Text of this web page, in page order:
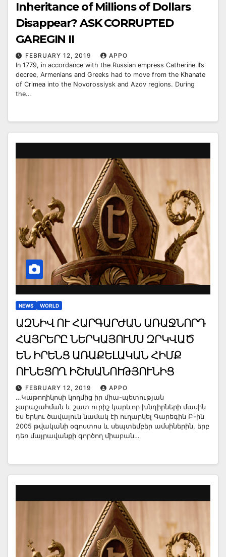
Inheritance of Millions of Dollars
Disappear? ASK CORRUPTED
GAREGIN II
FEBRUARY 12, 2019
APPO
In 1779, in accordance with the Russian empress Catherine II’s
decree, Armenians and Greeks had to move from the Khanate
of Crimea into the Novorossiysk and Azov regions. During
the…
NEWS WORLD
ԱԶՆԻՎ ՈՒ ՀԱՐԳԱՐԺԱՆ ԱՌԱՋՆՈՐԴ
ՀԱՅՐԵՐԸ ՆԵՐԿԱՅՈՒՄՍ ԶՐԿՎԱԾ
ԵՆ ԻՐԵՆՑ ԱՌԱՔԵԼԱԿԱՆ ՀԻՄՔ
ՈՒՆԵՑՈՂ ԻՇԽԱՆՈՒԹՅՈՒՆԻՑ
FEBRUARY 12, 2019
APPO
…Կաթողիկոսի կողմից իր միա-պետության
չարաշահման և շատ ուրիշ կարևոր խնդիրների մասին
ես երկու ծավալուն նամակ էի ուղարկել Գարեգին Բ-ին
2005 թվականի օգոստոս և սեպտեմբեր ամսիներին, երբ
դեռ մայրավանքի գործող միաբան…